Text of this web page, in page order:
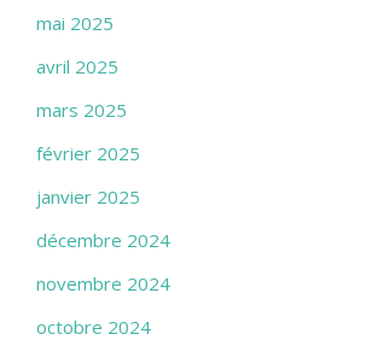
mai 2025
avril 2025
mars 2025
février 2025
janvier 2025
décembre 2024
novembre 2024
octobre 2024